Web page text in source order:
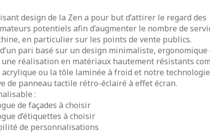
design de la Zen a pour but d’attirer le regard des
potentiels afin d’augmenter le nombre de
en particulier sur les points de vente publics.
d’un pari basé sur un design minimaliste, ergonomique
réalisation en matériaux hautement résistants
ou la tôle laminée à froid et notre technologie
de panneau tactile rétro-éclairé à effet écran.
:
de façades à choisir
d’étiquettes à choisir
de personnalisations